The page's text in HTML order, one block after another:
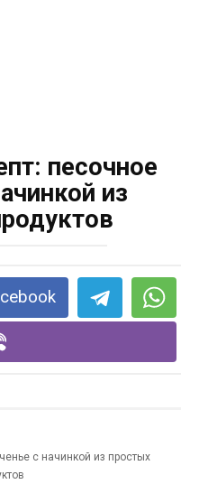
песочное
из
с начинкой из простых